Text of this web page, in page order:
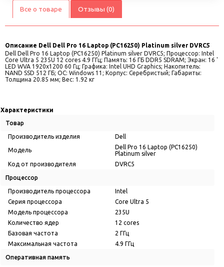
Все о товаре Отзывы (0)
Описание Dell Dell Pro 16 Laptop (PC16250) Platinum silver DVRC5
Dell Dell Pro 16 Laptop (PC16250) Platinum silver DVRC5; Процессор: Intel
Core Ultra 5 235U 12 cores 4.9 ГГц; Память: 16 ГБ DDR5 SDRAM; Экран: 16 '
LED WVA 1920x1200 60 Гц; Графика: Intel UHD Graphics; Накопитель:
NAND SSD 512 ГБ; ОС: Windows 11; Корпус: Серебристый; Габариты:
Толщина 20.85 мм; Вес: 1.92 кг
Характеристики
Товар
Производитель изделия Dell
Модель
Dell Pro 16 Laptop (PC16250)
Platinum silver
Код от производителя
DVRC5
Процессор
Производитель процессора
Intel
Серия процессора
Core Ultra 5
Модель процессора
235U
Количество ядер
12 cores
Базовая частота
2 ГГц
Максимальная частота
4.9 ГГц
Оперативная память